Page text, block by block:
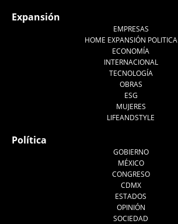
Expansión
EMPRESAS
HOME EXPANSIÓN POLITICA
ECONOMÍA
INTERNACIONAL
TECNOLOGÍA
OBRAS
ESG
MUJERES
LIFEANDSTYLE
Política
GOBIERNO
MÉXICO
CONGRESO
CDMX
ESTADOS
OPINIÓN
SOCIEDAD